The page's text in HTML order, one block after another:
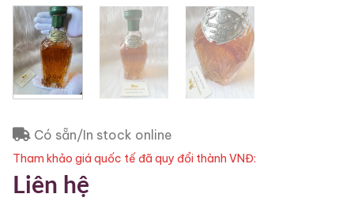
Có sẵn/In stock online
Tham khảo giá quốc tế đã quy đổi thành VNĐ:
Liên hệ